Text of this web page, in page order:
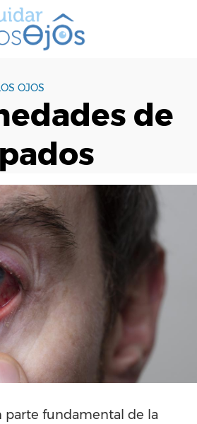
OJOS
de
parte fundamental de la